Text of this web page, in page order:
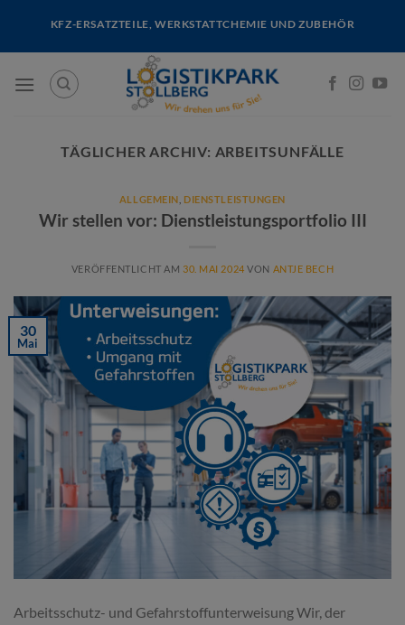
content
KFZ-ERSATZTEILE, WERKSTATTCHEMIE UND ZUBEHÖR
TÄGLICHER ARCHIV: ARBEITSUNFÄLLE
ALLGEMEIN DIENSTLEISTUNGEN
Wir stellen vor: Dienstleistungsportfolio III
VERÖFFENTLICHT AM 30. MAI 2024 VON ANTJE BECH
30
Mai
Arbeitsschutz- und Gefahrstoffunterweisung Wir, der